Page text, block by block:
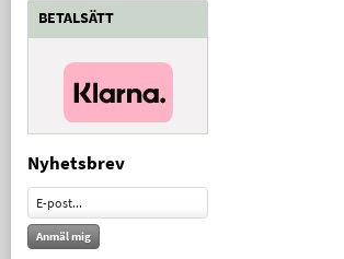
BETALSÄTT
Nyhetsbrev
Anmäl mig